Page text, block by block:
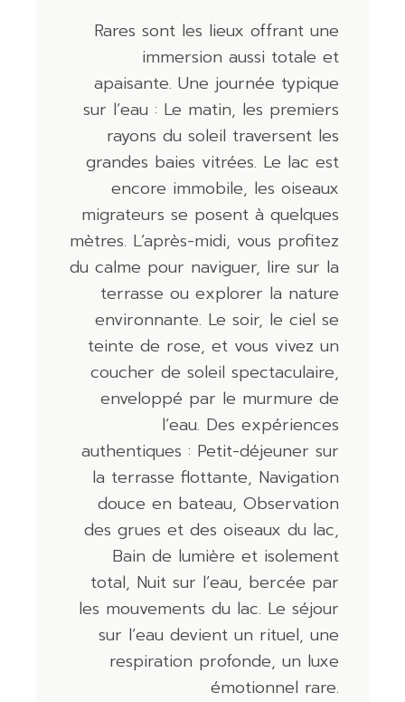
Rares sont les lieux offrant une
immersion aussi totale et
apaisante. Une journée typique
sur l’eau : Le matin, les premiers
rayons du soleil traversent les
grandes baies vitrées. Le lac est
encore immobile, les oiseaux
migrateurs se posent à quelques
mètres. L’après-midi, vous profitez
du calme pour naviguer, lire sur la
terrasse ou explorer la nature
environnante. Le soir, le ciel se
teinte de rose, et vous vivez un
coucher de soleil spectaculaire,
enveloppé par le murmure de
l’eau. Des expériences
authentiques : Petit-déjeuner sur
la terrasse flottante, Navigation
douce en bateau, Observation
des grues et des oiseaux du lac,
Bain de lumière et isolement
total, Nuit sur l’eau, bercée par
les mouvements du lac. Le séjour
sur l’eau devient un rituel, une
respiration profonde, un luxe
émotionnel rare.